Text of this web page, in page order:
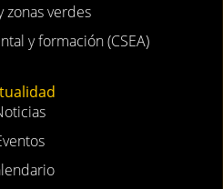
zonas verdes
y formación (CSEA)